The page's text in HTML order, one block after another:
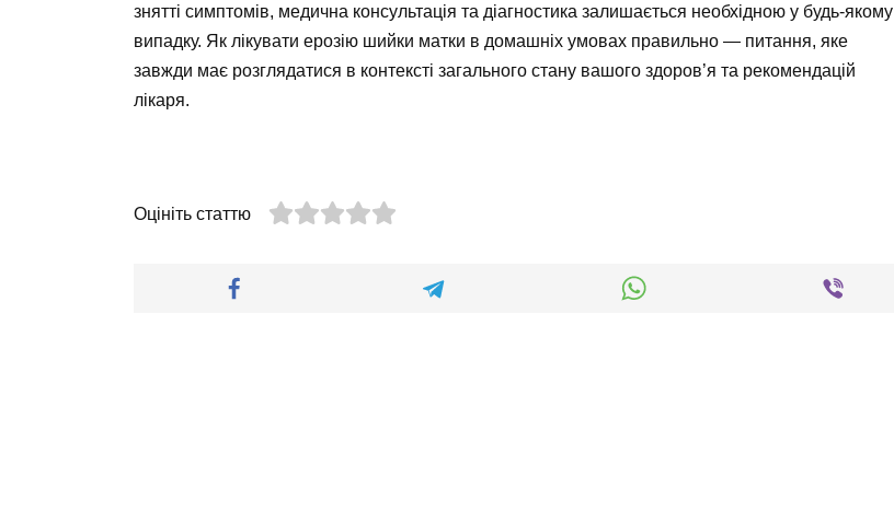
знятті симптомів, медична консультація та діагностика залишається необхідною у будь-якому
випадку. Як лікувати ерозію шийки матки в домашніх умовах правильно — питання, яке
завжди має розглядатися в контексті загального стану вашого здоров’я та рекомендацій
лікаря.
Оцініть статтю